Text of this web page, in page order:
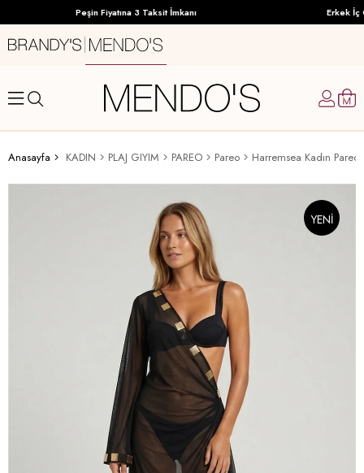
Peşin Fiyatına 3 Taksit İmkanı Erkek İç
Anasayfa KADIN PLAJ GIYIM PAREO Pareo Harremsea Kadın Pareo
YENI